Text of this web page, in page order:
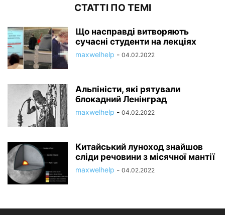
СТАТТІ ПО ТЕМІ
Що насправді витворяють
сучасні студенти на лекціях
maxwelhelp - 04.02.2022
Альпіністи, які рятували
блокадний Ленінград
maxwelhelp - 04.02.2022
Китайський луноход знайшов
сліди речовини з місячної мантії
maxwelhelp - 04.02.2022